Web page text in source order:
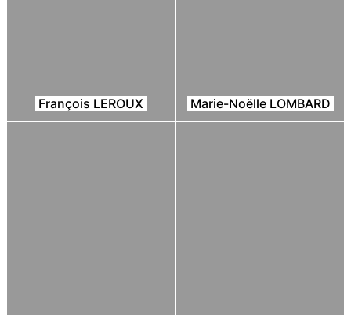
François LEROUX Marie-Noëlle LOMBARD